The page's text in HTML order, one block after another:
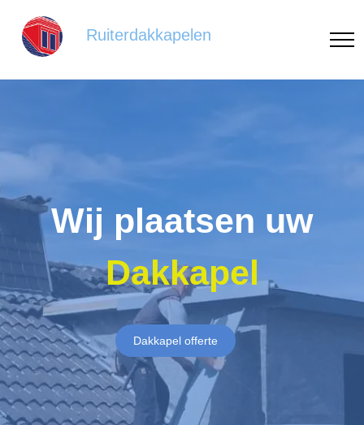
Ruiterdakkapelen
Wij plaatsen uw
Dakkapel
Dakkapel offerte